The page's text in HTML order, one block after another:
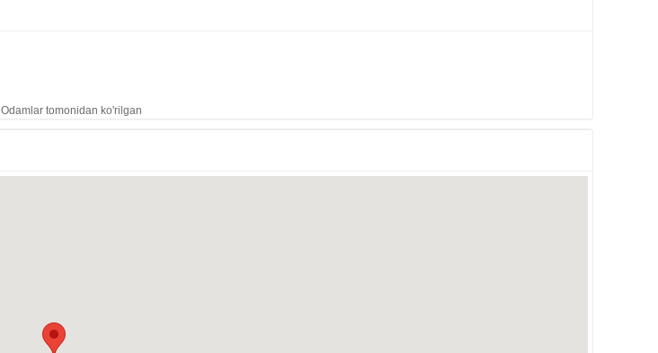
Odamlar tomonidan ko'rilgan